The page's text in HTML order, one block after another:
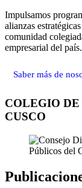
Impulsamos
alianzas
comunidad
empresarial del país.
Saber más de
COLEGIO
CUSCO